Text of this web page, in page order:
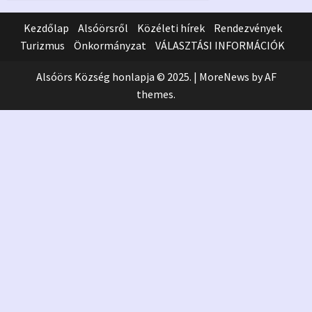
Kezdőlap Alsóörsről Közéleti hírek
Rendezvények
Turizmus
Önkormányzat VÁLASZTÁSI INFORMÁCIÓK
Alsóörs Község honlapja © 2025. | MoreNews by AF
themes.